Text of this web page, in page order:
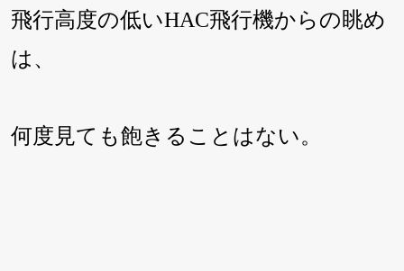
飛行高度の低いHAC飛行機からの眺め
は、
何度見ても飽きることはない。